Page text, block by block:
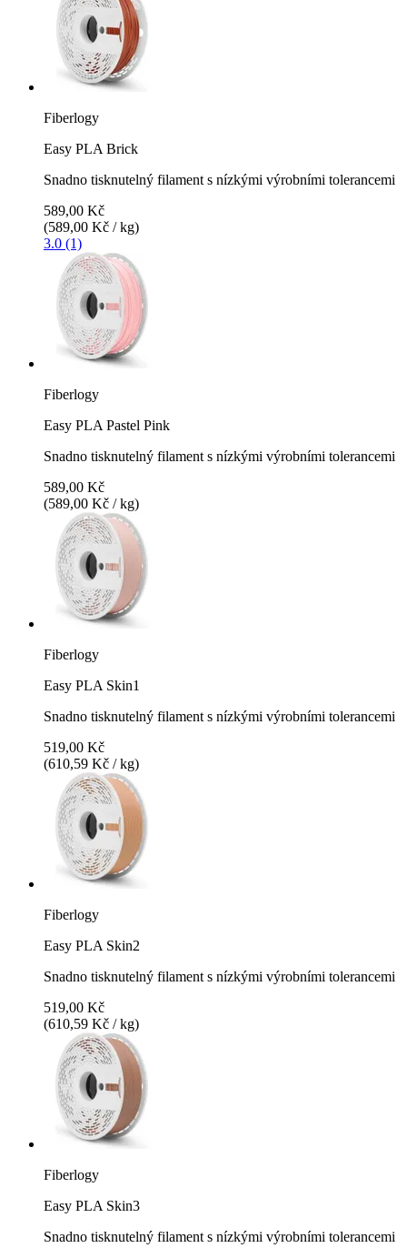
Fiberlogy
Easy PLA Brick
Snadno tisknutelný filament s nízkými výrobními tolerancemi
589,00 Kč
(589,00 Kč / kg)
3.0 (1)
Fiberlogy
Easy PLA Pastel Pink
Snadno tisknutelný filament s nízkými výrobními tolerancemi
589,00 Kč
(589,00 Kč / kg)
Fiberlogy
Easy PLA Skin1
Snadno tisknutelný filament s nízkými výrobními tolerancemi
519,00 Kč
(610,59 Kč / kg)
Fiberlogy
Easy PLA Skin2
Snadno tisknutelný filament s nízkými výrobními tolerancemi
519,00 Kč
(610,59 Kč / kg)
Fiberlogy
Easy PLA Skin3
Snadno tisknutelný filament s nízkými výrobními tolerancemi